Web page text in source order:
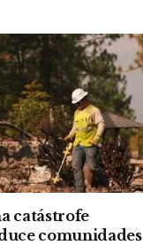
catástrofe
comunidades